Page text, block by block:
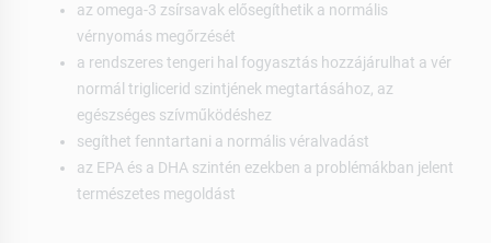
az omega-3 zsírsavak elősegíthetik a normális
vérnyomás megőrzését
a rendszeres tengeri hal fogyasztás hozzájárulhat a vér
normál triglicerid szintjének megtartásához, az
egészséges szívműködéshez
segíthet fenntartani a normális véralvadást
az EPA és a DHA szintén ezekben a problémákban jelent
természetes megoldást